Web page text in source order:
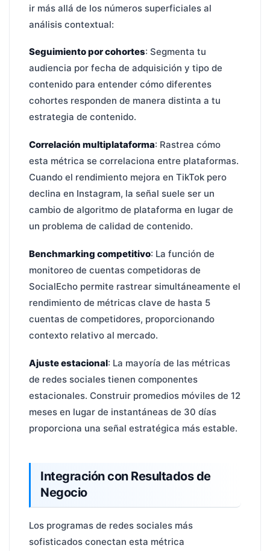
ir más allá de los números superficiales al
análisis contextual:
Seguimiento por cohortes: Segmenta tu
audiencia por fecha de adquisición y tipo de
contenido para entender cómo diferentes
cohortes responden de manera distinta a tu
estrategia de contenido.
Correlación multiplataforma: Rastrea cómo
esta métrica se correlaciona entre plataformas.
Cuando el rendimiento mejora en TikTok pero
declina en Instagram, la señal suele ser un
cambio de algoritmo de plataforma en lugar de
un problema de calidad de contenido.
Benchmarking competitivo: La función de
monitoreo de cuentas competidoras de
SocialEcho permite rastrear simultáneamente el
rendimiento de métricas clave de hasta 5
cuentas de competidores, proporcionando
contexto relativo al mercado.
Ajuste estacional: La mayoría de las métricas
de redes sociales tienen componentes
estacionales. Construir promedios móviles de 12
meses en lugar de instantáneas de 30 días
proporciona una señal estratégica más estable.
Integración con Resultados de
Negocio
Los programas de redes sociales más
sofisticados conectan esta métrica